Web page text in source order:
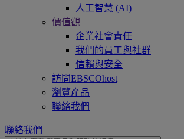
人工智慧 (AI)
價值觀
企業社會責任
我們的員工與社群
信賴與安全
訪問EBSCOhost
瀏覽產品
聯絡我們
聯絡我們